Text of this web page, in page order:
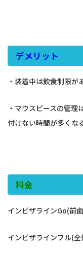
デメリット
・装着中は飲食制限
・マウスピースの管
付けない時間が多くな
料金
インビザラインGo(
インビザラインフル(